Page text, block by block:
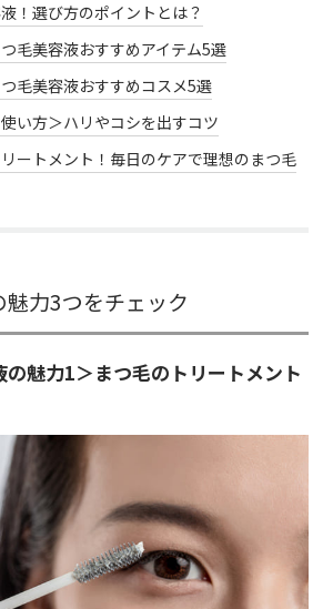
！選び方のポイントとは？
毛美容液おすすめアイテム5選
毛美容液おすすめコスメ5選
い方＞ハリやコシを出すコツ
ートメント！毎日のケアで理想のまつ毛
魅力3つをチェック
の魅力1＞まつ毛のトリートメント